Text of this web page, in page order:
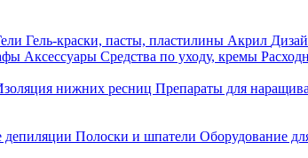
Гель-краски, пасты, пластилины Акрил
Аксессуары Средства по уходу, кремы
нижних ресниц Препараты для
депиляции Полоски и шпатели Оборудование